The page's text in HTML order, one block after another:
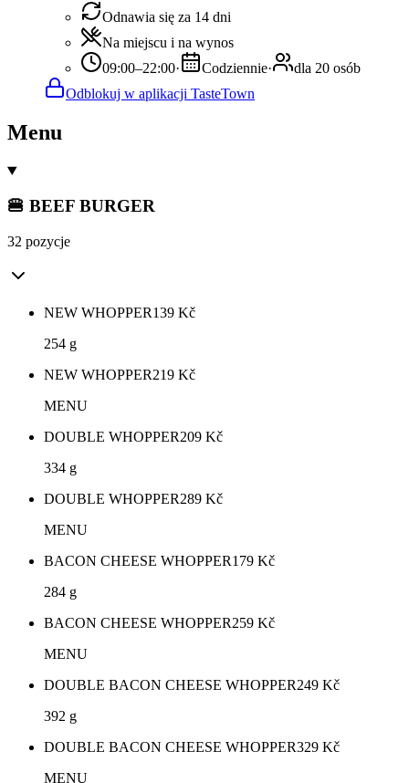
Odnawia się za 14 dni
Na miejscu i na wynos
09:00–22:00· Codziennie·
dla 20 osób
Odblokuj w aplikacji TasteTown
Menu
🍔 BEEF BURGER
32 pozycje
NEW WHOPPER139 Kč
254 g
NEW WHOPPER219 Kč
MENU
DOUBLE WHOPPER209 Kč
334 g
DOUBLE WHOPPER289 Kč
MENU
BACON CHEESE WHOPPER179 Kč
284 g
BACON CHEESE WHOPPER259 Kč
MENU
DOUBLE BACON CHEESE WHOPPER249 Kč
392 g
DOUBLE BACON CHEESE WHOPPER329 Kč
MENU